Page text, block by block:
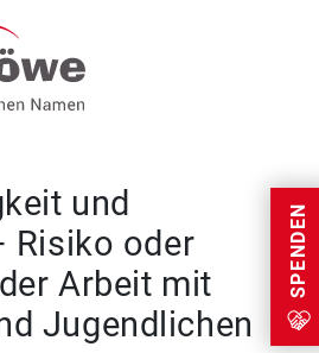
SPENDEN
und
Risiko oder
Arbeit mit
Jugendlichen